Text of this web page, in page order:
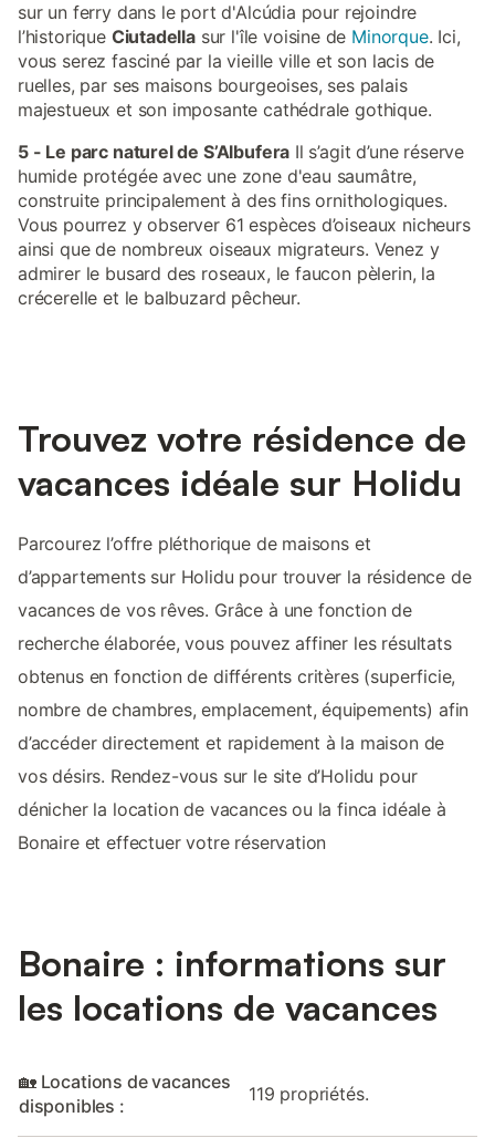
sur un ferry dans le port d'Alcúdia pour rejoindre
l’historique Ciutadellasur l'île voisine de Minorque. Ici,
vous serez fasciné par la vieille ville et son lacis de
ruelles, par ses maisons bourgeoises, ses palais
majestueux et son imposante cathédrale gothique.
5 - Le parc naturel de S’Albufera Il s’agit d’une réserve
humide protégée avec une zone d'eau saumâtre,
construite principalement à des fins ornithologiques.
Vous pourrez y observer 61 espèces d’oiseaux nicheurs
ainsi que de nombreux oiseaux migrateurs. Venez y
admirer le busard des roseaux, le faucon pèlerin, la
crécerelle et le balbuzard pêcheur.
Trouvez votre résidence de
vacances idéale sur Holidu
Parcourez l’offre pléthorique de maisons et
d’appartements sur Holidu pour trouver la résidence de
vacances de vos rêves. Grâce à une fonction de
recherche élaborée, vous pouvez affiner les résultats
obtenus en fonction de différents critères (superficie,
nombre de chambres, emplacement, équipements) afin
d’accéder directement et rapidement à la maison de
vos désirs. Rendez-vous sur le site d’Holidu pour
dénicher la location de vacances ou la finca idéale à
Bonaire et effectuer votre réservation
Bonaire : informations sur
les locations de vacances
🏡 Locations de vacances
disponibles :
119 propriétés.